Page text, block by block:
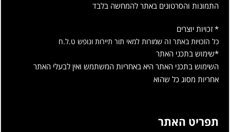
התמונות והסרטונים באתר להמחשה בלבד
* זכויות יוצרים
כל הזכויות באתר זה שמורות למאי תור תיירות ונופש ט.ל.ח
*שימוש בתכני האתר
השימוש בתכני האתר היא באחריות המשתמש ואין לבעלי האתר
אחריות מסוג כל שהוא
תפריט האתר